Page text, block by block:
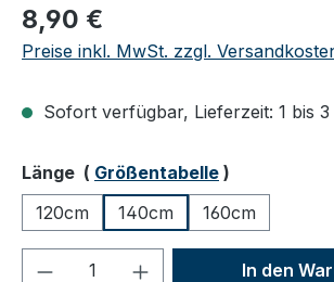
Regulärer Preis:
8,90 €
Preise inkl. MwSt. zzgl.
Sofort verfügbar, Lieferzeit: 1 bis 3
Längeauswählen
( Größentabelle )
120cm
140cm 160cm
Produkt Anzahl: Gib den
In den